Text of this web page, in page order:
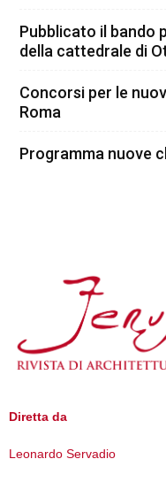
Pubblicato il bando
della cattedrale di
Concorsi per le
Roma
Programma nuove
Diretta da
Leonardo Servadio